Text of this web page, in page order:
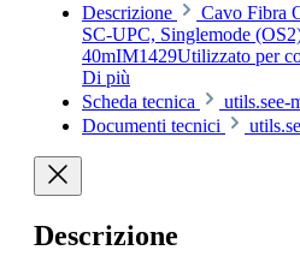
Descrizione
Cavo Fibra
SC-UPC, Singlemode
40mIM1429Utilizzato per
Di più
Scheda tecnica
utils.see-
Documenti tecnici
Descrizione